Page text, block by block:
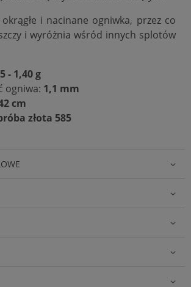
i nacinane ogniwka, przez co
i wyróżnia wśród innych splotów
- 1,40 g
ogniwa: 1,1 mm
cm
złota 585